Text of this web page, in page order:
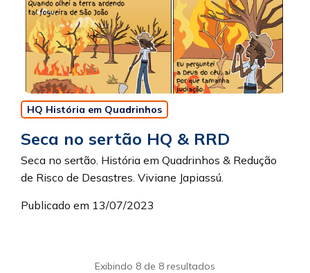
HQ História em Quadrinhos
Seca no sertão HQ & RRD
Seca no sertão. História em Quadrinhos & Redução
de Risco de Desastres. Viviane Japiassú.
Publicado em 13/07/2023
Exibindo 8 de 8 resultados